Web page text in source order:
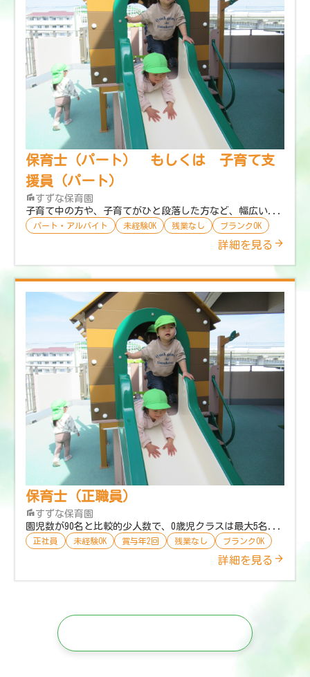
保育士（パート） もしくは 子育て支
援員（パート）
すずな保育園
子育て中の方や、子育てがひと段落した方など、幅広い...
パート・アルバイト 未経験OK 残業なし ブランクOK
詳細を見る
保育士（正職員）
すずな保育園
園児数が90名と比較的少人数で、0歳児クラスは最大5名...
正社員 未経験OK 賞与年2回 残業なし ブランクOK
詳細を見る